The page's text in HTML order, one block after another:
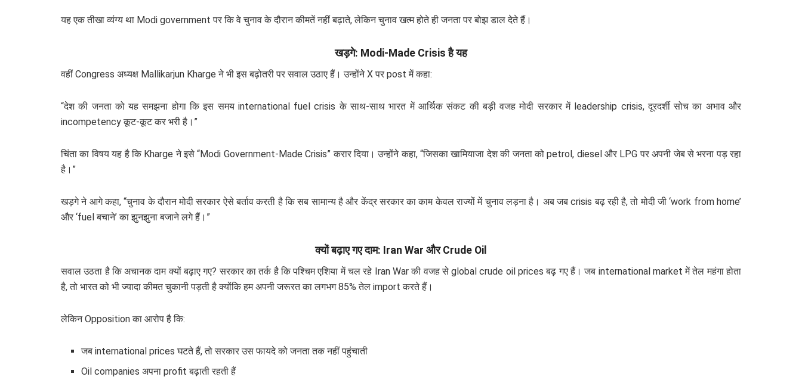
यह एक तीखा व्यंग्य था Modi government पर कि वे चुनाव के दौरान कीमतें नहीं बढ़ाते, लेकिन चुनाव खत्म होते ही जनता पर बोझ डाल देते हैं।
खड़गे: Modi-Made Crisis है यह
वहीं Congress अध्यक्ष Mallikarjun Kharge ने भी इस बढ़ोतरी पर सवाल उठाए हैं। उन्होंने X पर post में कहा:
“देश की जनता को यह समझना होगा कि इस समय international fuel crisis के साथ-साथ भारत में आर्थिक संकट की बड़ी वजह मोदी सरकार में leadership crisis, दूरदर्शी सोच का अभाव और
incompetency कूट-कूट कर भरी है।”
चिंता का विषय यह है कि Kharge ने इसे “Modi Government-Made Crisis” करार दिया। उन्होंने कहा, “जिसका खामियाजा देश की जनता को petrol, diesel और LPG पर अपनी जेब से भरना पड़ रहा
है।”
खड़गे ने आगे कहा, “चुनाव के दौरान मोदी सरकार ऐसे बर्ताव करती है कि सब सामान्य है और केंद्र सरकार का काम केवल राज्यों में चुनाव लड़ना है। अब जब crisis बढ़ रही है, तो मोदी जी ‘work from home’
और ‘fuel बचाने’ का झुनझुना बजाने लगे हैं।”
क्यों बढ़ाए गए दाम: Iran War और Crude Oil
सवाल उठता है कि अचानक दाम क्यों बढ़ाए गए? सरकार का तर्क है कि पश्चिम एशिया में चल रहे Iran War की वजह से global crude oil prices बढ़ गए हैं। जब international market में तेल महंगा होता
है, तो भारत को भी ज्यादा कीमत चुकानी पड़ती है क्योंकि हम अपनी जरूरत का लगभग 85% तेल import करते हैं।
लेकिन Opposition का आरोप है कि:
जब international prices घटते हैं, तो सरकार उस फायदे को जनता तक नहीं पहुंचाती
Oil companies अपना profit बढ़ाती रहती हैं